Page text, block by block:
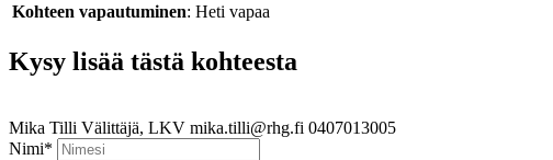
Kohteen vapautuminen: Heti vapaa
Kysy lisää tästä kohteesta
Mika Tilli Välittäjä, LKV mika.tilli@rhg.fi 0407013005
Nimi*